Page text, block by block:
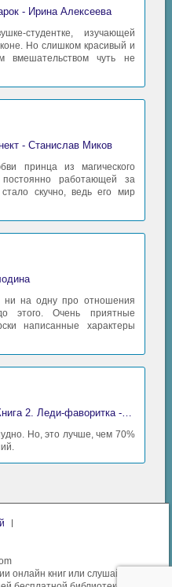
воды 04_01
- Ирина Алексеева
студентке, изучающей
Но слишком красивый и
вмешательством чуть не
- Станислав Миков
принца из магического
работающей за
скучно, ведь его мир
ни на одну про отношения
Очень приятные
написанные характеры
Но, это лучше, чем 70%
онлайн книг или слушайте